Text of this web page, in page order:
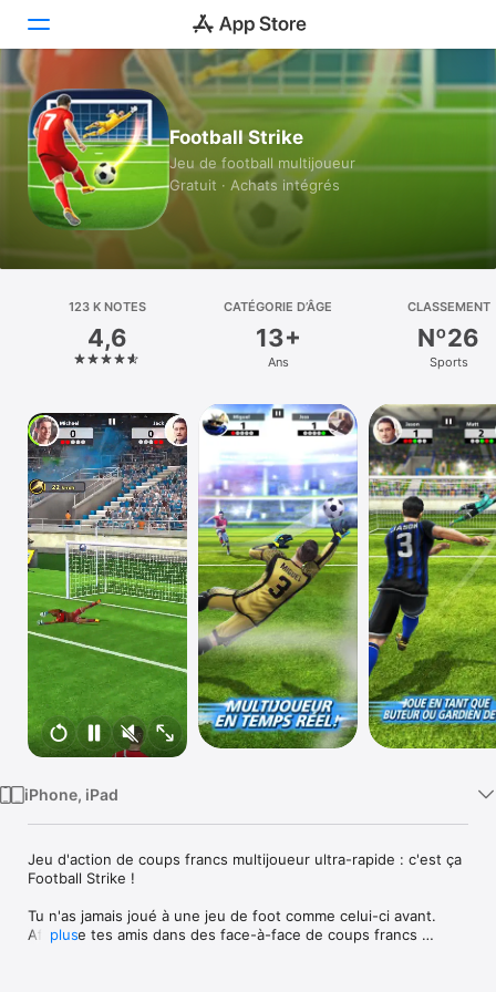
Aujourd’hui
Jeux
Apps
Plateforme
iPhone
Mac
Vision
Watch
TV
Football Strike
Jeu de football multijoueur
Gratuit · Achats intégrés
123 K NOTES
4,6
CATÉGORIE D’ÂGE
13+
Ans
CLASSEMENT
Nº26
Sports
iPhone, iPad
Jeu d'action de coups francs multijoueur ultra-rapide : c'est ça
Football Strike !
Tu n'as jamais joué à une jeu de foot comme celui-ci avant.
Affronte tes amis dans des face-à-face de coups francs
plus